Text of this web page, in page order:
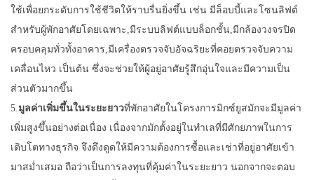
ใช้เพื่อยกระดับการใช้ชีวิตให้ราบรื่นยิ่งขึ้น เช่น มีล็อบบี้และโซนลิฟต์
สำหรับผู้พักอาศัยโดยเฉพาะ,มีระบบลิฟต์แบบล็อกชั้น,มีกล้องวงจรปิด
ครอบคลุมทั่วทั้งอาคาร,มีเครื่องตรวจจับอัจฉริยะที่คอยตรวจจับความ
เคลื่อนไหว เป็นต้น ซึ่งจะช่วยให้ผู้อยู่อาศัยรู้สึกอุ่นใจและมีความเป็น
ส่วนตัวมากขึ้น
5.มูลค่าเพิ่มขึ้นในระยะยาวที่พักอาศัยในโครงการมิกซ์ยูสมักจะมีมูลค่า
เพิ่มสูงขึ้นอย่างต่อเนื่อง เนื่องจากมักตั้งอยู่ในทำเลที่มีศักยภาพในการ
เติบโตทางธุรกิจ จึงดึงดูดให้มีความต้องการซื้อและเช่าที่อยู่อาศัยเข้า
มาสม่ำเสมอ ถือว่าเป็นการลงทุนที่คุ้มค่าในระยะยาว นอกจากจะตอบ